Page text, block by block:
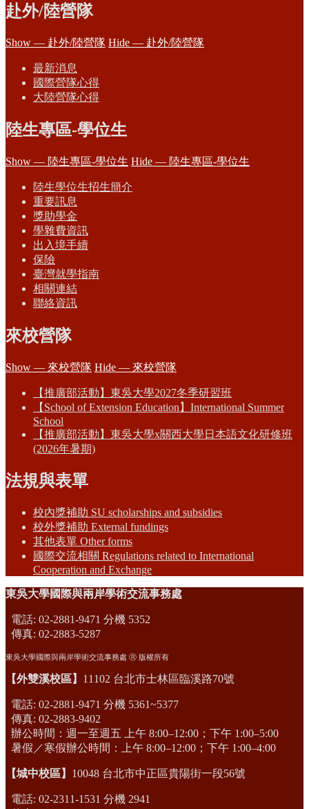
赴外/陸營隊
Show — 赴外/陸營隊 Hide — 赴外/陸營隊
最新消息
國際營隊心得
大陸營隊心得
陸生專區-學位生
Show — 陸生專區-學位生 Hide — 陸生專區-學位生
陸生學位生招生簡介
重要訊息
獎助學金
學雜費資訊
出入境手續
保險
臺灣就學指南
相關連結
聯絡資訊
來校營隊
Show — 來校營隊 Hide — 來校營隊
【推廣部活動】東吳大學2027冬季研習班
【School of Extension Education】International Summer
School
【推廣部活動】東吳大學x關西大學日本語文化研修班
(2026年暑期)
法規與表單
校內獎補助 SU scholarships and subsidies
校外獎補助 External fundings
其他表單 Other forms
國際交流相關 Regulations related to International
Cooperation and Exchange
東吳大學國際與兩岸學術交流事務處
電話: 02-2881-9471 分機 5352
傳真: 02-2883-5287
東吳大學國際與兩岸學術交流事務處 Ⓡ 版權所有
【外雙溪校區】 11102 台北市士林區臨溪路70號
電話: 02-2881-9471 分機 5361~5377
傳真: 02-2883-9402
辦公時間：週一至週五 上午 8:00–12:00；下午 1:00–5:00
暑假／寒假辦公時間：上午 8:00–12:00；下午 1:00–4:00
【城中校區】 10048 台北市中正區貴陽街一段56號
電話: 02-2311-1531 分機 2941